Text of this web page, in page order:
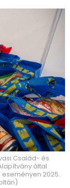
Család- és
által
2025.